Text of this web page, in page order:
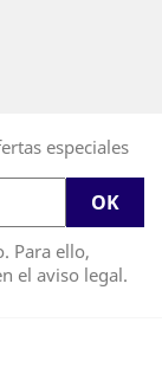
especiales
Para ello,
el aviso legal.